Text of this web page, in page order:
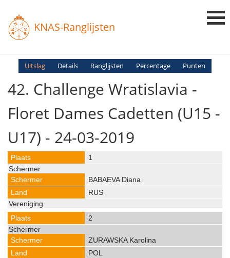
KNAS-Ranglijsten
Login
Ranglijsten
Uitslag Details Ranglijsten Percentage Punten
42. Challenge Wratislavia -
Floret Dames Cadetten (U15 -
U17) - 24-03-2019
1
BABAEVA Diana
RUS
2
ZURAWSKA Karolina
POL